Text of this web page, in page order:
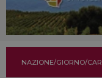
NAZIONE/GIORNO/